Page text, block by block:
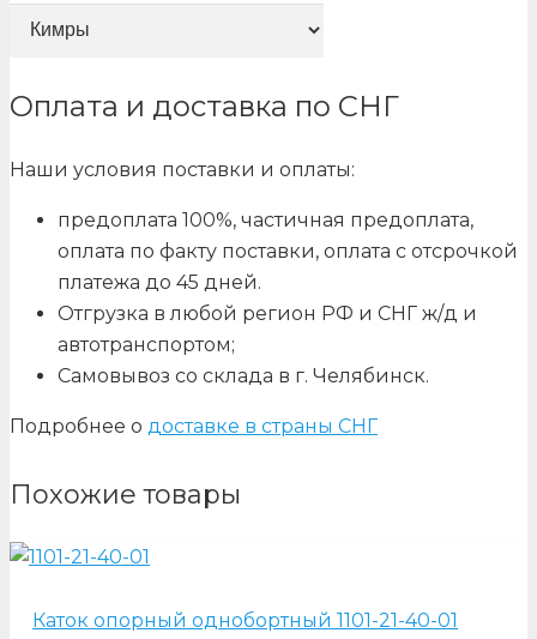
Оплата и доставка по СНГ
Наши условия поставки и оплаты:
предоплата 100%, частичная предоплата,
оплата по факту поставки, оплата с отсрочкой
платежа до 45 дней.
Отгрузка в любой регион РФ и СНГ ж/д и
автотранспортом;
Самовывоз со склада в г. Челябинск.
Подробнее о доставке в страны СНГ
Похожие товары
Каток опорный однобортный 1101-21-40-01